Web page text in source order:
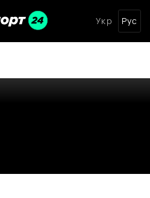
Укр Рус